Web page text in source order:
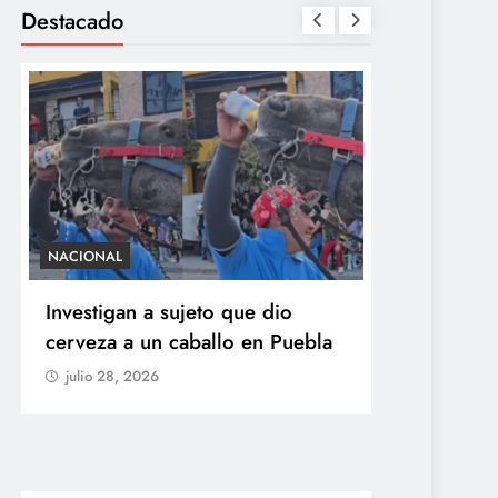
Destacado
NACIONAL
Investigan a sujeto que dio
cerveza a un caballo en Puebla
julio 28, 2026